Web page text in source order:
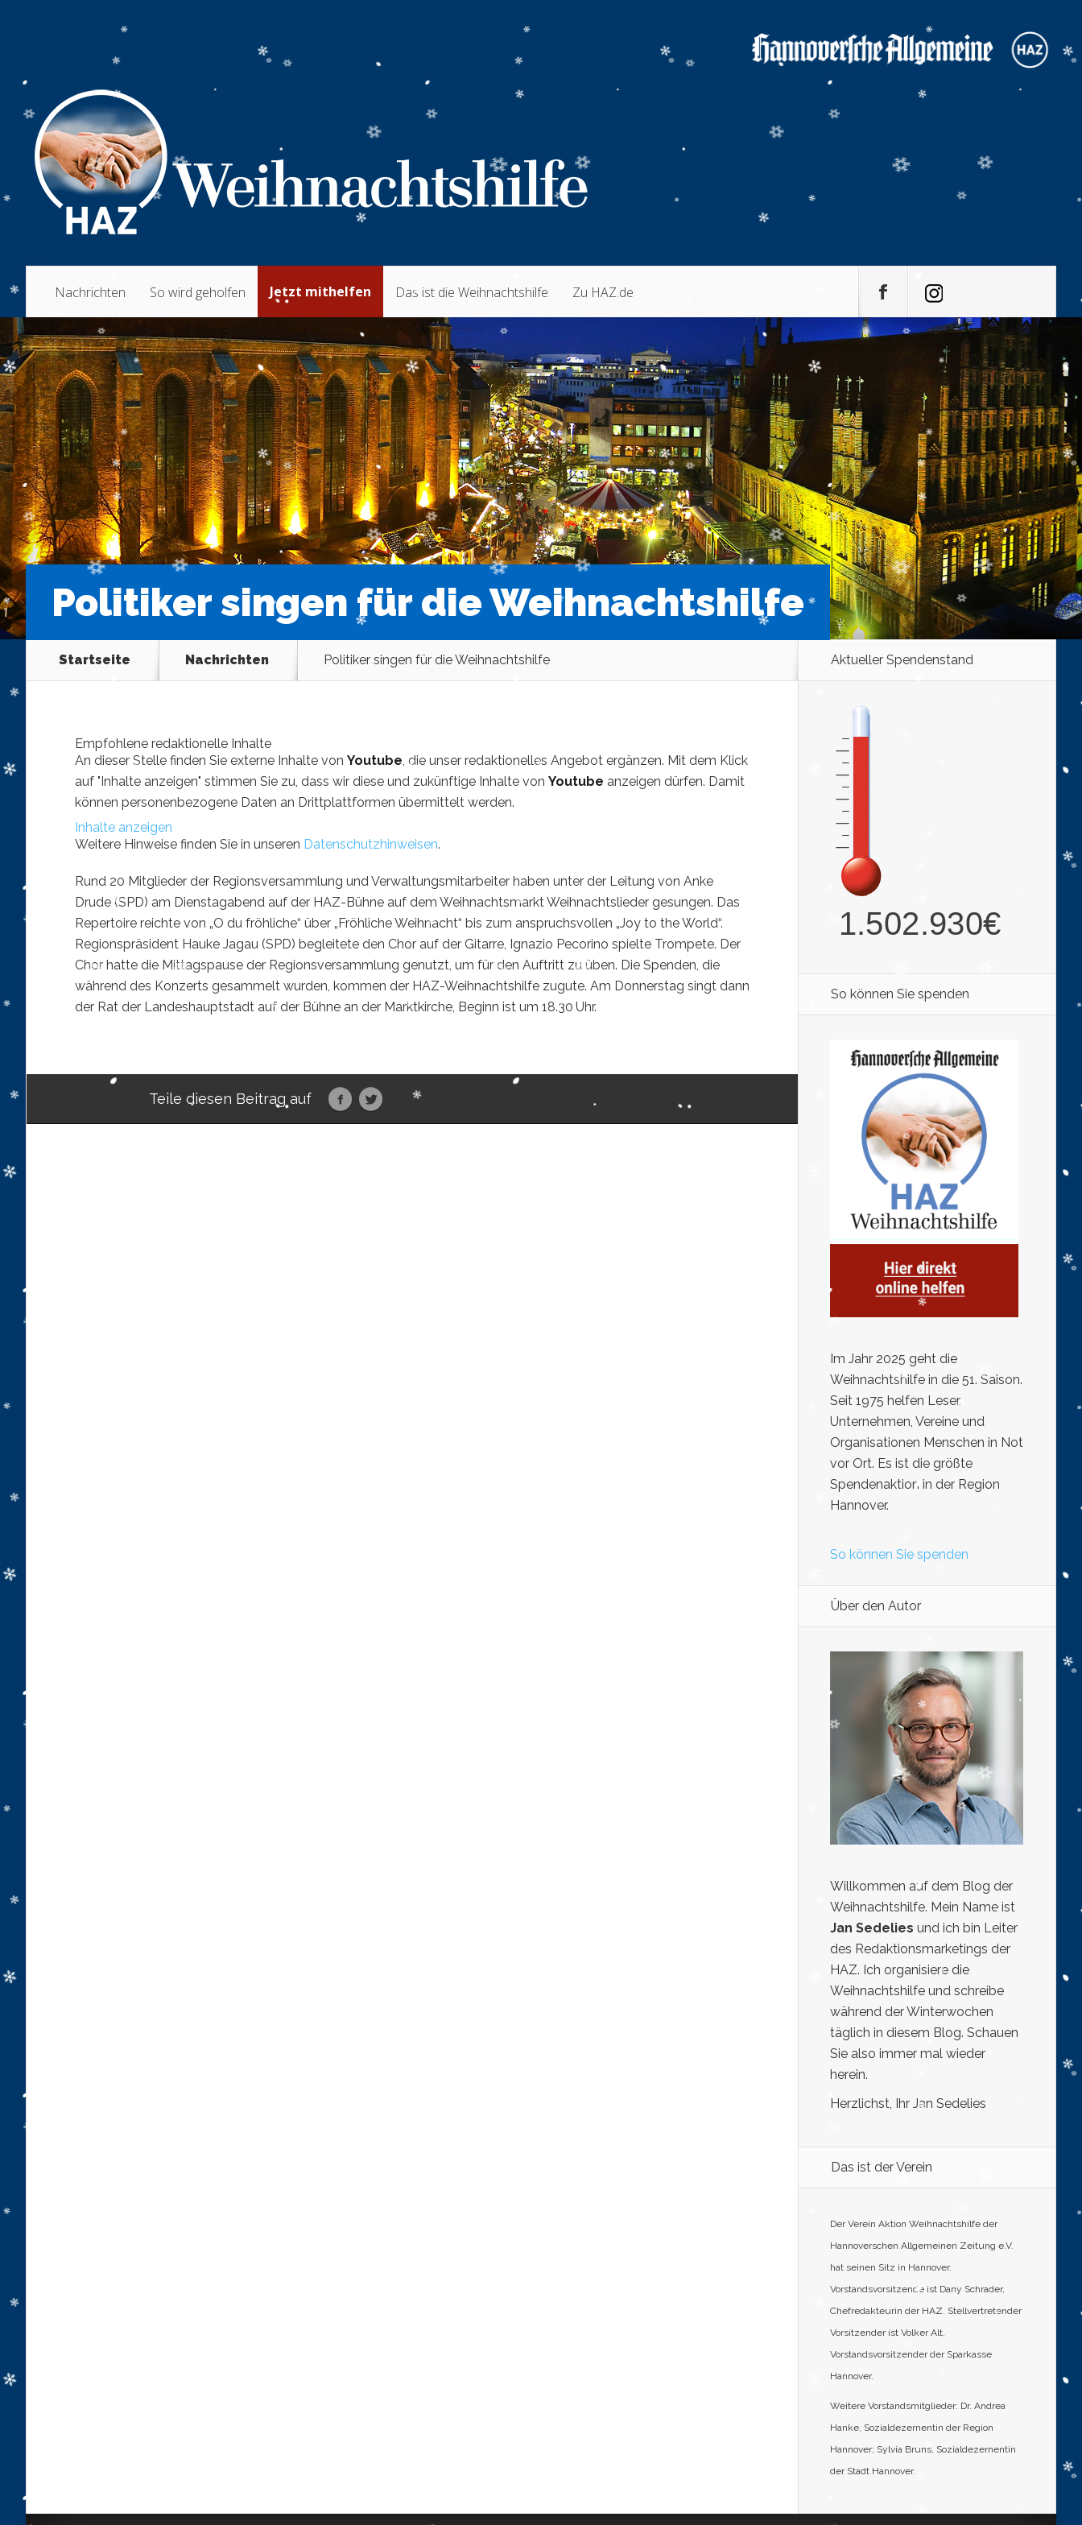
Nachrichten So wird geholfen Jetzt mithelfen Das ist die Weihnachtshilfe Zu HAZ.de
Politiker singen für die Weihnachtshilfe
Startseite Nachrichten Politiker singen für die Weihnachtshilfe
Empfohlene redaktionelle Inhalte
An dieser Stelle finden Sie externe Inhalte von Youtube, die unser redaktionelles Angebot ergänzen. Mit dem Klick
auf "Inhalte anzeigen" stimmen Sie zu, dass wir diese und zukünftige Inhalte von Youtube anzeigen dürfen. Damit
können personenbezogene Daten an Drittplattformen übermittelt werden.
Inhalte anzeigen
Weitere Hinweise finden Sie in unseren Datenschutzhinweisen.
Rund 20 Mitglieder der Regionsversammlung und Verwaltungsmitarbeiter haben unter der Leitung von Anke
Drude (SPD) am Dienstagabend auf der HAZ-Bühne auf dem Weihnachtsmarkt Weihnachtslieder gesungen. Das
Repertoire reichte von „O du fröhliche“ über „Fröhliche Weihnacht“ bis zum anspruchsvollen „Joy to the World“.
Regionspräsident Hauke Jagau (SPD) begleitete den Chor auf der Gitarre, Ignazio Pecorino spielte Trompete. Der
Chor hatte die Mittagspause der Regionsversammlung genutzt, um für den Auftritt zu üben. Die Spenden, die
während des Konzerts gesammelt wurden, kommen der HAZ-Weihnachtshilfe zugute. Am Donnerstag singt dann
der Rat der Landeshauptstadt auf der Bühne an der Marktkirche, Beginn ist um 18.30 Uhr.
Teile diesen Beitrag auf
Aktueller Spendenstand
So können Sie spenden
Im Jahr 2025 geht die
Weihnachtshilfe in die 51. Saison.
Seit 1975 helfen Leser,
Unternehmen, Vereine und
Organisationen Menschen in Not
vor Ort. Es ist die größte
Spendenaktion in der Region
Hannover.
So können Sie spenden
Über den Autor
Willkommen auf dem Blog der
Weihnachtshilfe. Mein Name ist
Jan Sedelies und ich bin Leiter
des Redaktionsmarketings der
HAZ. Ich organisiere die
Weihnachtshilfe und schreibe
während der Winterwochen
täglich in diesem Blog. Schauen
Sie also immer mal wieder
herein.
Herzlichst, Ihr Jan Sedelies
Das ist der Verein
Der Verein Aktion Weihnachtshilfe der
Hannoverschen Allgemeinen Zeitung e.V.
hat seinen Sitz in Hannover.
Vorstandsvorsitzende ist Dany Schrader,
Chefredakteurin der HAZ. Stellvertretender
Vorsitzender ist Volker Alt,
Vorstandsvorsitzender der Sparkasse
Hannover.
Weitere Vorstandsmitglieder: Dr. Andrea
Hanke, Sozialdezernentin der Region
Hannover; Sylvia Bruns, Sozialdezernentin
der Stadt Hannover.